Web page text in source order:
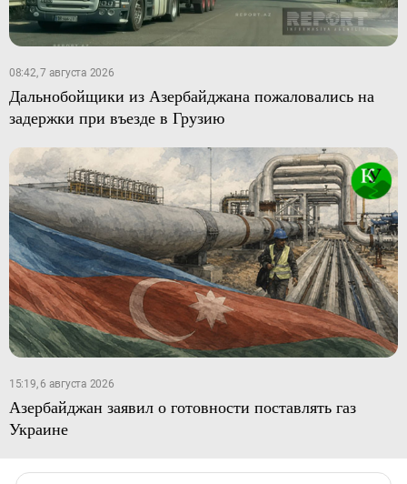
08:42, 7 августа 2026
Дальнобойщики из Азербайджана пожаловались на
задержки при въезде в Грузию
15:19, 6 августа 2026
Азербайджан заявил о готовности поставлять газ
Украине